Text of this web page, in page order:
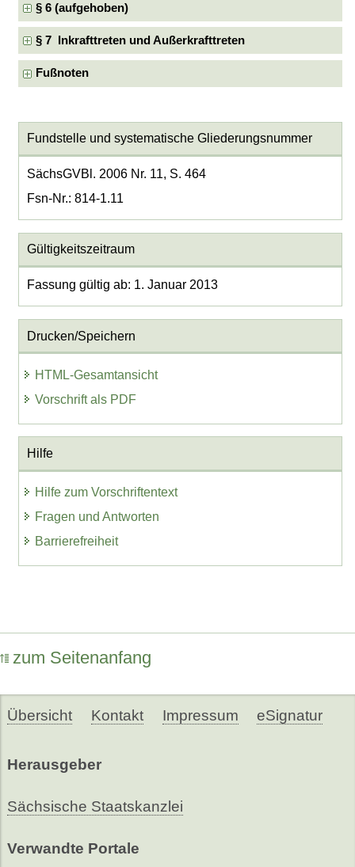
§ 6 (aufgehoben)
§ 7 Inkrafttreten und Außerkrafttreten
Fußnoten
Fundstelle und systematische Gliederungsnummer
SächsGVBl. 2006 Nr. 11, S. 464
Fsn-Nr.: 814-1.11
Gültigkeitszeitraum
Fassung gültig ab: 1. Januar 2013
Drucken/Speichern
HTML-Gesamtansicht
Vorschrift als PDF
Hilfe
Hilfe zum Vorschriftentext
Fragen und Antworten
Barrierefreiheit
zum Seitenanfang
Übersicht Kontakt Impressum eSignatur
Herausgeber
Sächsische Staatskanzlei
Verwandte Portale